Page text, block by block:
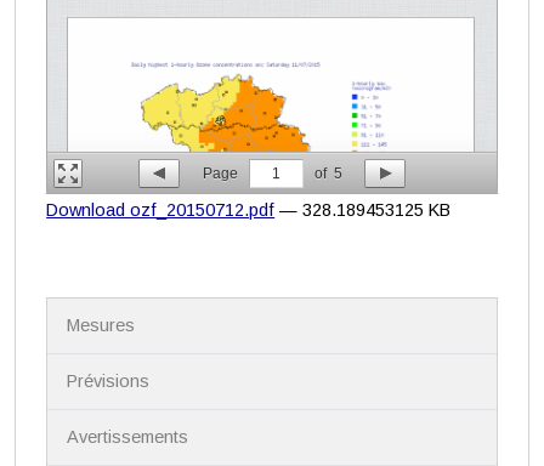
Page 1 of 5
Download ozf_20150712.pdf — 328.189453125 KB
Mesures
Prévisions
Avertissements